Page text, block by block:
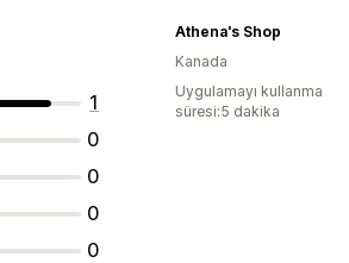
1
0
0
0
0
Athena's Shop
Kanada
Uygulamayı kullanma
süresi:5 dakika